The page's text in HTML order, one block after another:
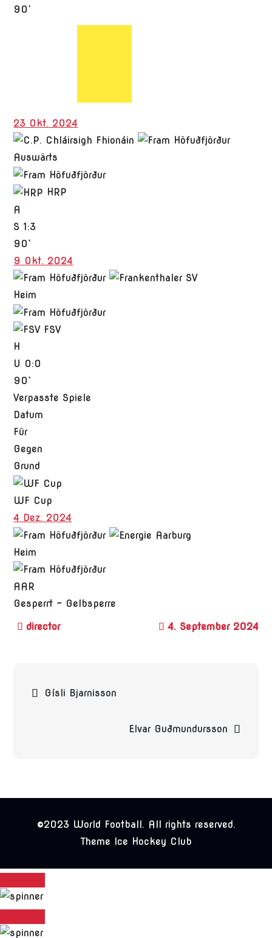
90`
23 Okt. 2024
Auswärts
HRP
A
S 1:3
90`
9 Okt. 2024
Heim
FSV
H
U 0:0
90`
Verpasste Spiele
Datum
Für
Gegen
Grund
WF Cup
4 Dez. 2024
Heim
AAR
Gesperrt - Gelbsperre
4. September 2024
Beitragsnavigation
Gísli Bjarnisson
Elvar Guðmundursson
©2023 World Football. All rights reserved.
Theme Ice Hockey Club